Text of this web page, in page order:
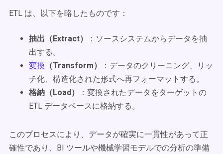
ETL は、以下を略したものです：
抽出（Extract）
：ソースシステムからデータを抽
出する。
変換 （Transform）
：データのクリーニング、リッ
チ化、構造化された形式へ再フォーマットする。
格納（Load）
：変換されたデータをターゲットの
ETL データベースに格納する。
このプロセスにより、データが確実に一貫性があって正
確性であり、BI ツールや機械学習モデルでの分析の準備